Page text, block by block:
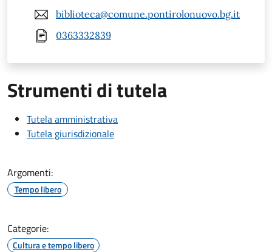
biblioteca@comune.pontirolonuovo.bg.it
0363332839
Strumenti di tutela
Tutela amministrativa
Tutela giurisdizionale
Argomenti:
Tempo libero
Categorie:
Cultura e tempo libero